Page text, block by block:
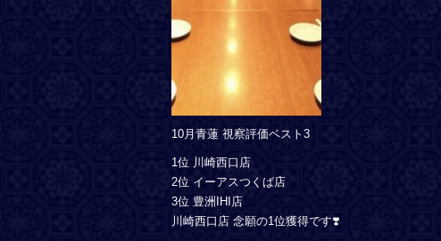
10月青蓮 視察評価ベスト3
1位 川崎西口店
2位 イーアスつくば店
3位 豊洲IHI店
川崎西口店 念願の1位獲得です❣️